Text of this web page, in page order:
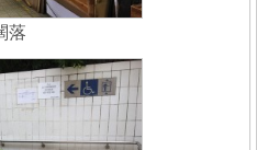
落